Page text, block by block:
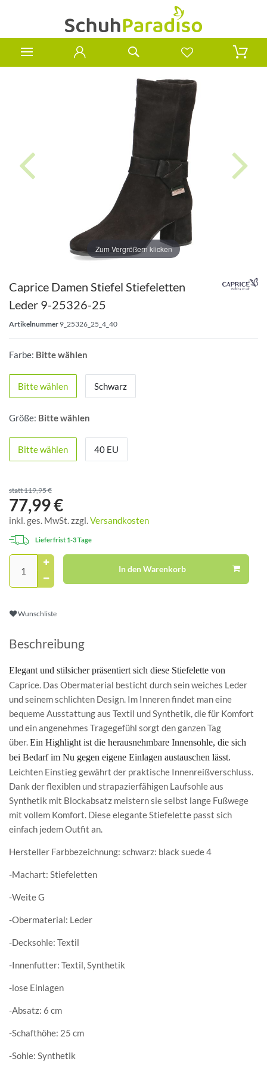
Zum Vergrößern klicken
Caprice Damen Stiefel Stiefeletten
Leder 9-25326-25
Artikelnummer 9_25326_25_4_40
Farbe: Bitte wählen
Bitte wählen Schwarz
Größe: Bitte wählen
Bitte wählen 40 EU
statt 119,95 €
77,99 €
inkl. ges. MwSt. zzgl.Versandkosten
Lieferfrist 1-3 Tage
In den Warenkorb
Wunschliste
Beschreibung
Elegant und stilsicher präsentiert sich diese Stiefelette von
Caprice. Das Obermaterial besticht durch sein weiches Leder
und seinem schlichten Design. Im Inneren findet man eine
bequeme Ausstattung aus Textil und Synthetik, die für Komfort
und ein angenehmes Tragegefühl sorgt den ganzen Tag
über.Ein Highlight ist die herausnehmbare Innensohle, die sich
bei Bedarf im Nu gegen eigene Einlagen austauschen lässt.
Leichten Einstieg gewährt der praktische Innenreißverschluss.
Dank der flexiblen und strapazierfähigen Laufsohle aus
Synthetik mit Blockabsatz meistern sie selbst lange Fußwege
mit vollem Komfort. Diese elegante Stiefelette passt sich
einfach jedem Outfit an.
Hersteller Farbbezeichnung: schwarz: black suede 4
-Machart: Stiefeletten
-Weite G
-Obermaterial: Leder
-Decksohle: Textil
-Innenfutter: Textil, Synthetik
-lose Einlagen
-Absatz: 6 cm
-Schafthöhe: 25 cm
-Sohle: Synthetik